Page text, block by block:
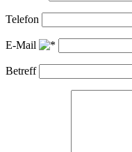
Telefon
E-Mail
Betreff